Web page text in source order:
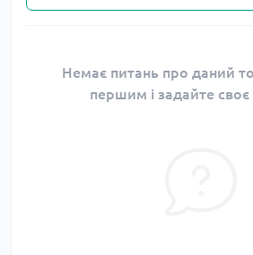
Немає питань про даний
першим і задайте своє